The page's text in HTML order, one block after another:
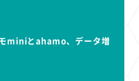
モminiとahamo、データ増